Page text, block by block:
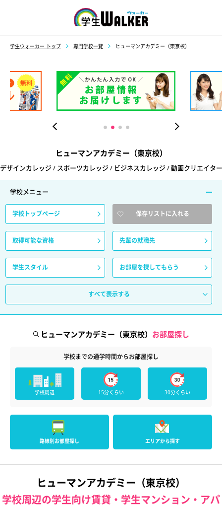
学生ウォーカー トップ 専門学校一覧 ヒューマンアカデミー（東京校）
ヒューマンアカデミー（東京校）
デザインカレッジ / スポーツカレッジ / ビジネスカレッジ / 動画クリエイ
学校メニュー
学校トップページ 保存リストに入れる
取得可能な資格 先輩の就職先
学生スタイル お部屋を探してもらう
すべて表示する
ヒューマンアカデミー（東京校） お部屋探し
学校までの通学時間からお部屋探し
学校周辺 15分くらい 30分くらい
路線別お部屋探し エリアから探す
ヒューマンアカデミー（東京校）
学校周辺の学生向け賃貸・学生マンション・アパ